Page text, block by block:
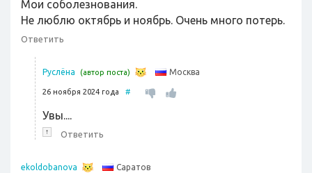
Мои соболезнования.
Не люблю октябрь и ноябрь. Очень много потерь.
Ответить
Руслёна (автор поста) Москва
26 ноября 2024 года #
Увы....
↑ Ответить
ekoldobanova Саратов